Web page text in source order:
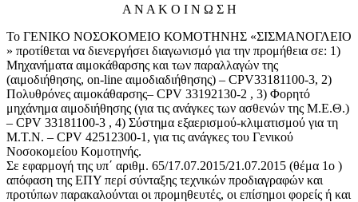
Α Ν Α Κ Ο Ι Ν Ω Σ Η
Το ΓΕΝΙΚΟ ΝΟΣΟΚΟΜΕΙΟ ΚΟΜΟΤΗΝΗΣ «ΣΙΣΜΑΝΟΓΛΕΙΟ
» προτίθεται να διενεργήσει διαγωνισμό για την προμήθεια σε: 1)
Μηχανήματα αιμοκάθαρσης και των παραλλαγών της
(αιμοδιήθησης, on-line αιμοδιαδιήθησης) – CPV33181100-3, 2)
Πολυθρόνες αιμοκάθαρσης– CPV 33192130-2 , 3) Φορητό
μηχάνημα αιμοδιήθησης (για τις ανάγκες των ασθενών της Μ.Ε.Θ.)
– CPV 33181100-3 , 4) Σύστημα εξαερισμού-κλιματισμού για τη
Μ.Τ.Ν. – CPV 42512300-1, για τις ανάγκες του Γενικού
Νοσοκομείου Κομοτηνής.
Σε εφαρμογή της υπ΄ αριθμ. 65/17.07.2015/21.07.2015 (θέμα 1ο )
απόφαση της ΕΠΥ περί σύνταξης τεχνικών προδιαγραφών και
προτύπων παρακαλούνται οι προμηθευτές, οι επίσημοι φορείς ή και